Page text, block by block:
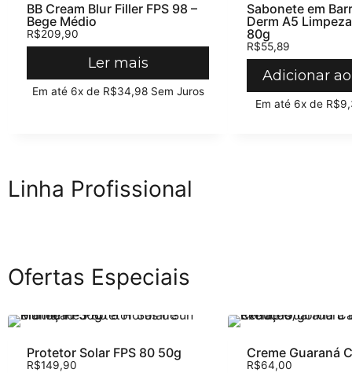
BB Cream Blur Filler FPS 98 –
Bege Médio
R$209,90
Ler mais
Em até 6x de R$34,98 Sem Juros
Sabonete em
Derm A5
80g
R$55,89
Adicionar
Em até 6x de R$
Linha Profissional
Ofertas Especiais
Protetor Solar FPS 80 50g
R$149,90
Creme Guaraná
R$64,00